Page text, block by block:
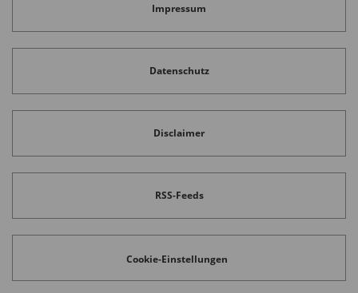
Impressum
Datenschutz
Disclaimer
RSS-Feeds
Cookie-Einstellungen